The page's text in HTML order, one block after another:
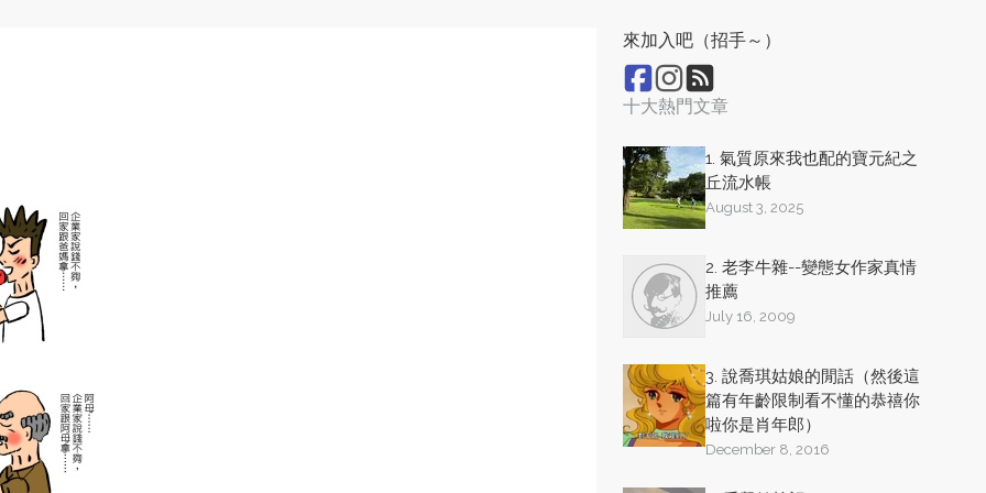
來加入吧（招手～）
十大熱門文章
1. 氣質原來我也配的寶元紀之
丘流水帳
August 3, 2025
2. 老李牛雜--變態女作家真情
推薦
July 16, 2009
3. 說喬琪姑娘的閒話（然後這
篇有年齡限制看不懂的恭禧你
啦你是肖年郎）
December 8, 2016